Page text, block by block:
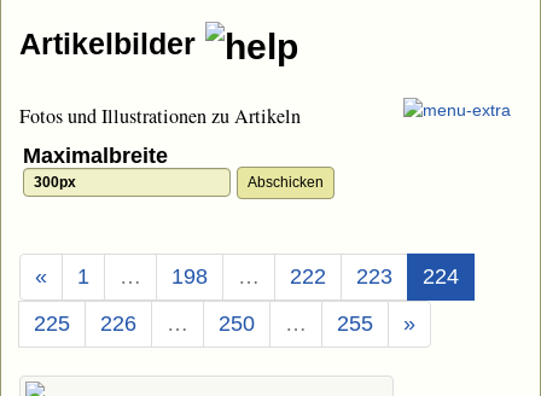
Artikelbilder
Fotos und Illustrationen zu Artikeln
Maximalbreite
« 1 … 198 … 222 223 224(Aktuell)
225
226 … 250 … 255 »